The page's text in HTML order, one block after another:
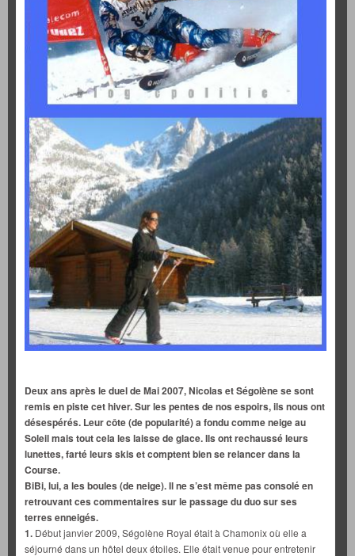
Deux ans après le duel de Mai 2007, Nicolas et Ségolène se sont
remis en piste cet hiver. Sur les pentes de nos espoirs, ils nous ont
désespérés. Leur côte (de popularité) a fondu comme neige au
Soleil mais tout cela les laisse de glace. Ils ont rechaussé leurs
lunettes, farté leurs skis et comptent bien se relancer dans la
Course.
BiBi, lui, a les boules (de neige). Il ne s’est même pas consolé en
retrouvant ces commentaires sur le passage du duo sur ses
terres enneigés.
1. Début janvier 2009, Ségolène Royal était à Chamonix où elle a
séjourné dans un hôtel deux étoiles. Elle était venue pour entretenir